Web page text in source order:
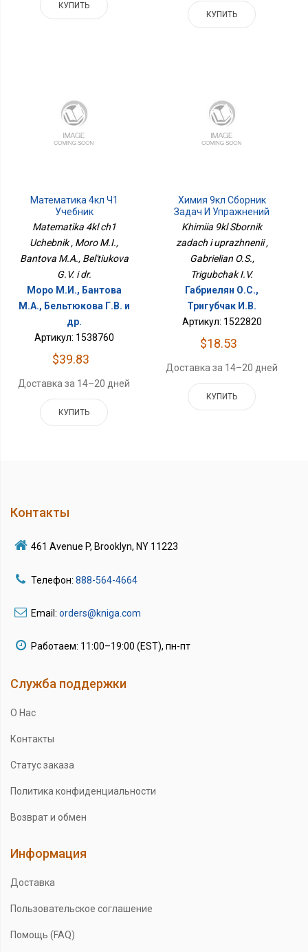
КУПИТЬ
КУПИТЬ
Математика 4кл Ч1
Учебник
Matematika 4kl ch1
Uchebnik , Moro M.I.,
Bantova M.A., Bel'tiukova
G.V. i dr.
Моро М.И., Бантова
М.А., Бельтюкова Г.В. и
др.
Артикул: 1538760
$39.83
Доставка за 14–20 дней
КУПИТЬ
Химия 9кл Сборник
Задач И Упражнений
Khimiia 9kl Sbornik
zadach i uprazhnenii ,
Gabrielian O.S.,
Trigubchak I.V.
Габриелян О.С.,
Тригубчак И.В.
Артикул: 1522820
$18.53
Доставка за 14–20 дней
КУПИТЬ
Контакты
461 Avenue P, Brooklyn, NY 11223
Телефон: 888-564-4664
Email: orders@kniga.com
Работаем: 11:00–19:00 (EST), пн-пт
Служба поддержки
О Нас
Контакты
Статус заказа
Политика конфиденциальности
Возврат и обмен
Информация
Доставка
Пользовательское соглашение
Помощь (FAQ)